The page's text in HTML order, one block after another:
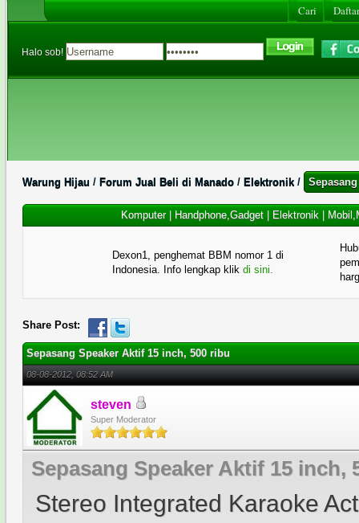
Cari
Halo sob!
Warung Hijau / Forum Jual Beli di Manado / Elektronik /
Komputer| Handphone,Gadget| Elektronik|
Dexon1, penghemat BBM nomor 1 di
Indonesia. Info lengkap klik di sini.
Share Post:
Sepasang Speaker Aktif 15 inch, 500 ribu
08-08-2012, 08:52 AM
steven
Super Moderator
Sepasang Speaker Aktif 15 inch,
Stereo Integrated Karaoke